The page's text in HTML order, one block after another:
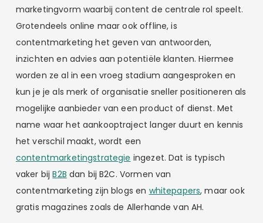
marketingvorm waarbij content de centrale rol speelt.
Grotendeels online maar ook offline, is
contentmarketing het geven van antwoorden,
inzichten en advies aan potentiële klanten. Hiermee
worden ze al in een vroeg stadium aangesproken en
kun je je als merk of organisatie sneller positioneren als
mogelijke aanbieder van een product of dienst. Met
name waar het aankooptraject langer duurt en kennis
het verschil maakt, wordt een
contentmarketingstrategie ingezet. Dat is typisch
vaker bijB2B dan bij B2C. Vormen van
contentmarketing zijn blogs en whitepapers, maar ook
gratis magazines zoals de Allerhande van AH.